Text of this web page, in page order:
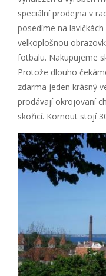
speciální prodejna v
posedíme na
velkoplošnou
fotbalu. Nakupujeme
Protože dlouho
zdarma jeden krásný
prodávají okrojovaní
skořicí. Kornout stojí